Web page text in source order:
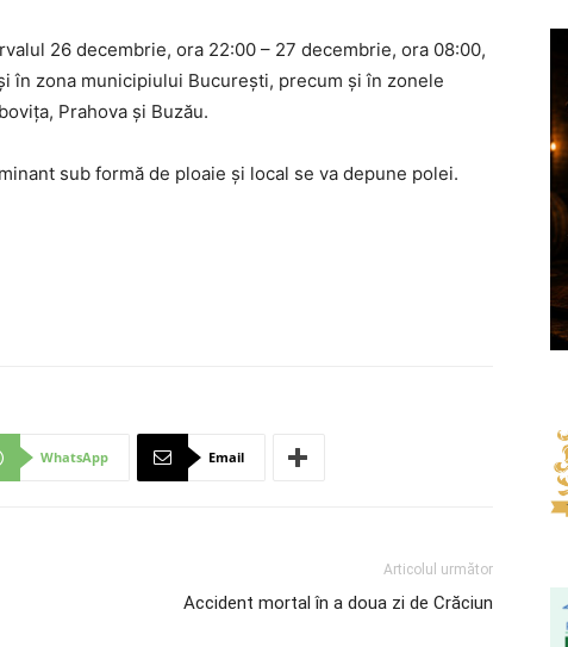
26 decembrie, ora 22:00 – 27 decembrie, ora 08:00,
în zona municipiului Bucureşti, precum şi în zonele
Prahova şi Buzău.
sub formă de ploaie şi local se va depune polei.
WhatsApp Email
Articolul următor
Accident mortal în a doua zi de Crăciun